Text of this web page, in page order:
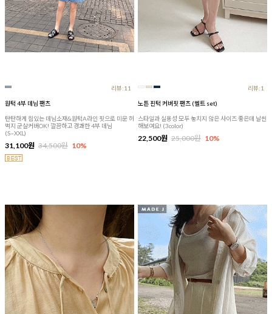
리뷰:11
원턱 4부 데님 팬츠
탄탄하게 힘있는 데님소재&원턱A라인 핏으로 미운 허
벅지 군살커버OK! 깔끔하고 경쾌한 4부 데님
(S~XXL)
31,100원 34,500원 10%
리뷰:1
노튼 핀턱 커버핏 팬츠 (벨트 set)
스타일과 실용성 모두 놓치지 않은 사이즈 좋은데 날씬
해보여요! (3color)
22,500원 25,000원 10%